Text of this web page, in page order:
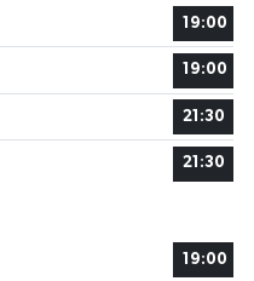
19:00
19:00
21:30
21:30
19:00